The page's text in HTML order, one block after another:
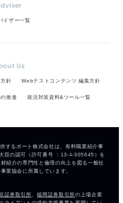
イザー一覧
Us
針 Webテストコンテンツ 編集方針
推進 就活対策資料&ツール一覧